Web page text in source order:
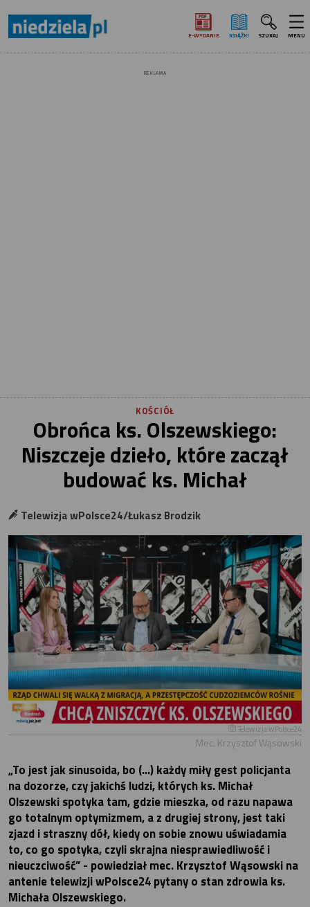
E‑WYDANIE KSIĄŻKI SZUKAJ MENU
REKLAMA
KOŚCIÓŁ
Obrońca ks. Olszewskiego:
Niszczeje dzieło, które zaczął
budować ks. Michał
Telewizja wPolsce24/Łukasz Brodzik
Telewizja wPolsce24
Mec. Krzysztof Wąsowski
„To jest jak sinusoida, bo (…) każdy miły gest policjanta
na dozorze, czy jakichś ludzi, których ks. Michał
Olszewski spotyka tam, gdzie mieszka, od razu napawa
go totalnym optymizmem, a z drugiej strony, jest taki
zjazd i straszny dół, kiedy on sobie znowu uświadamia
to, co go spotyka, czyli skrajna niesprawiedliwość i
nieuczciwość” - powiedział mec. Krzysztof Wąsowski na
antenie telewizji wPolsce24 pytany o stan zdrowia ks.
Michała Olszewskiego.